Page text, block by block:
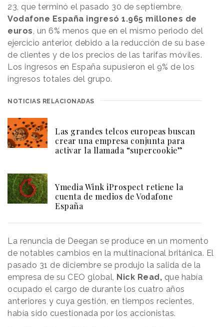
23, que terminó el pasado 30 de septiembre,
Vodafone España ingresó 1.965 millones de
euros , un 6% menos que en el mismo periodo del
ejercicio anterior, debido a la reducción de su base
de clientes y de los precios de las tarifas móviles.
Los ingresos en España supusieron el 9% de los
ingresos totales del grupo.
NOTICIAS RELACIONADAS
Las grandes telcos europeas buscan
crear una empresa conjunta para
activar la llamada “supercookie”
Ymedia Wink iProspect retiene la
cuenta de medios de Vodafone
España
La renuncia de Deegan se produce en un momento
de notables cambios en la multinacional británica. El
pasado 31 de diciembre se produjo la salida de la
empresa de su CEO global, Nick Read, que había
ocupado el cargo de durante los cuatro años
anteriores y cuya gestión, en tiempos recientes,
había sido cuestionada por los accionistas.